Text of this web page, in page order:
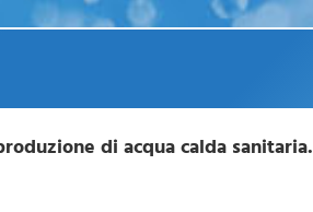
di acqua calda sanitaria.